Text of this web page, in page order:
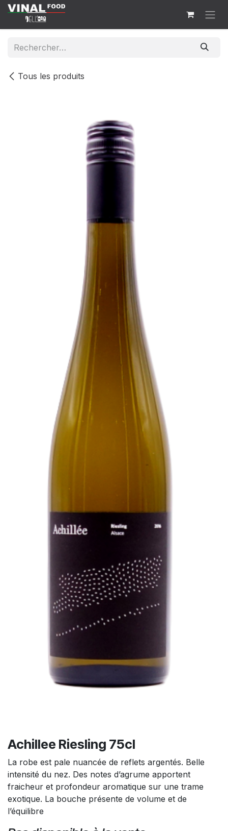
Se rendre au contenu
Tous les produits
Achillee Riesling 75cl
La robe est pale nuancée de reflets argentés. Belle
intensité du nez. Des notes d’agrume apportent
fraicheur et profondeur aromatique sur une trame
exotique. La bouche présente de volume et de
l’équilibre